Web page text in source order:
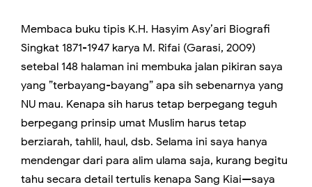
Membaca buku tipis K.H. Hasyim Asy’ari Biografi
Singkat 1871-1947 karya M. Rifai (Garasi, 2009)
setebal 148 halaman ini membuka jalan pikiran saya
yang ”terbayang-bayang” apa sih sebenarnya yang
NU mau. Kenapa sih harus tetap berpegang teguh
berpegang prinsip umat Muslim harus tetap
berziarah, tahlil, haul, dsb. Selama ini saya hanya
mendengar dari para alim ulama saja, kurang begitu
tahu secara detail tertulis kenapa Sang Kiai—saya